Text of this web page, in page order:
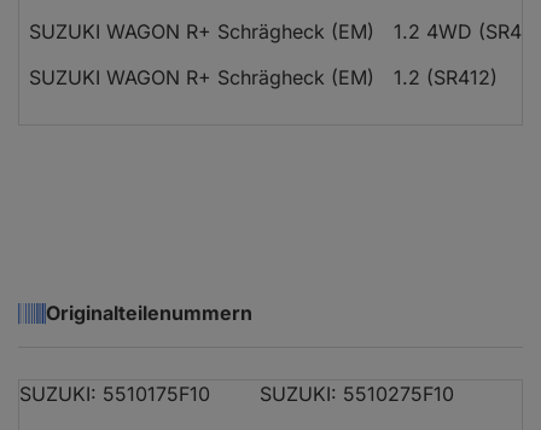
SUZUKI WAGON R+ Schrägheck (EM)
1.2 4WD
SUZUKI WAGON R+ Schrägheck (EM)
1.2 (SR412)
Originalteilenummern
SUZUKI: 5510175F10 SUZUKI: 5510275F10